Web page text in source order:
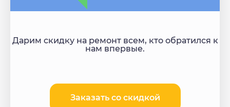
Дарим скидку на ремонт всем, кто обратился к
нам впервые.
Заказать со скидкой​